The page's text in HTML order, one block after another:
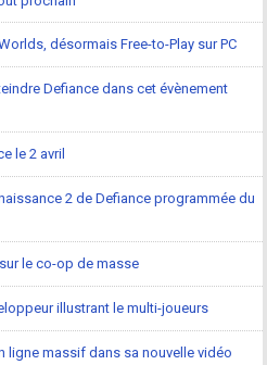
désormais Free-to-Play sur PC
Defiance dans cet évènement
le 2 avril
2 de Defiance programmée du
le co-op de masse
illustrant le multi-joueurs
ligne massif dans sa nouvelle vidéo